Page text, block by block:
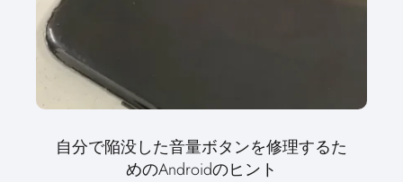
自分で陥没した音量ボタンを修理するた
めのAndroidのヒント